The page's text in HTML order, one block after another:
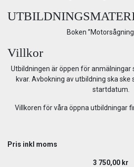
Boken
Villkor
Utbildningen är öppen för anmälningar
kvar. Avbokning av utbildning ska
startdatum.
Villkoren för våra öppna utbildningar
Pris inkl moms
3 750,00 kr